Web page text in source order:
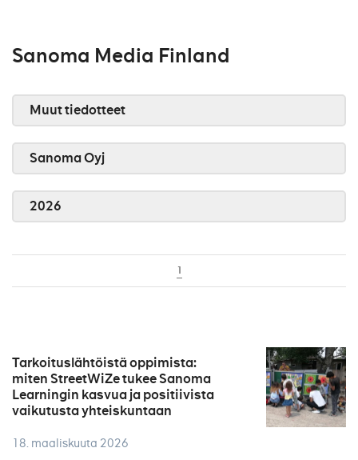
Sanoma Media Finland
Muut tiedotteet
Sanoma Oyj
2026
1
Tarkoituslähtöistä oppimista:
miten StreetWiZe tukee Sanoma
Learningin kasvua ja positiivista
vaikutusta yhteiskuntaan
18. maaliskuuta 2026